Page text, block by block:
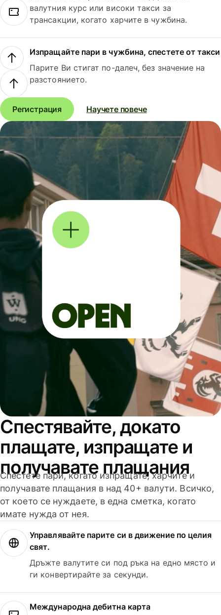
валутния курс или високи такси за
трансакции, когато харчите в чужбина.
Изпращайте пари в чужбина, спестете от такси
Парите Ви стигат по-далеч, без значение на
разстоянието.
Регистрация Научете повече
Спестявайте, докато
плащате, изпращате и
получавате плащания
Спестете пари, когато изпращате, харчите и
получавате плащания в над 40+ валути. Всичко,
от което се нуждаете, в една сметка, когато
имате нужда от нея.
Управлявайте парите си в движение по целия
свят.
Дръжте валутите си под ръка на едно място и
ги конвертирайте за секунди.
Международна дебитна карта